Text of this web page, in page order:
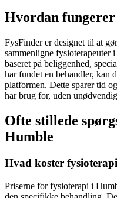
Hvordan
FysFinder er designet til at
sammenligne
baseret på beliggenhed,
har fundet en behandler, kan
platformen. Dette sparer tid
har brug for, uden
Ofte stillede
Humble
Hvad koster
Priserne forfysioterapi i